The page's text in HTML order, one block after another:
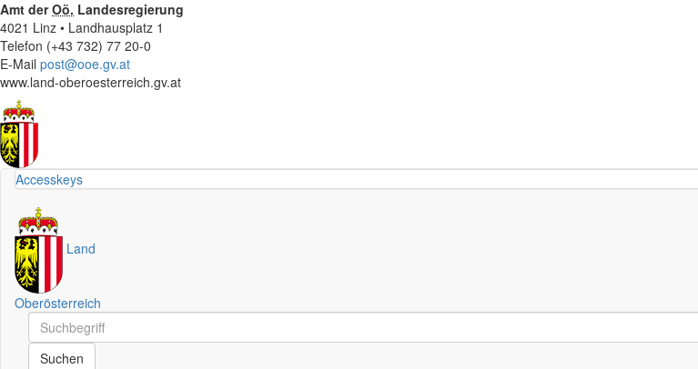
Amt derOö. Landesregierung
4021 Linz • Landhausplatz 1
Telefon (+43 732) 77 20-0
E-Mail post@ooe.gv.at
www.land-oberoesterreich.gv.at
Accesskeys
Land
Oberösterreich
Schnellsuche
Schnellsuche
Suchen